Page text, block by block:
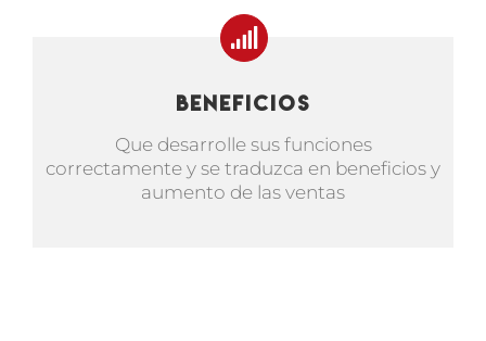
Beneficios
Que desarrolle sus funciones
correctamente y se traduzca en beneficios y
aumento de las ventas